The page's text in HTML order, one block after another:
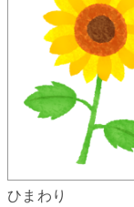
ひまわり